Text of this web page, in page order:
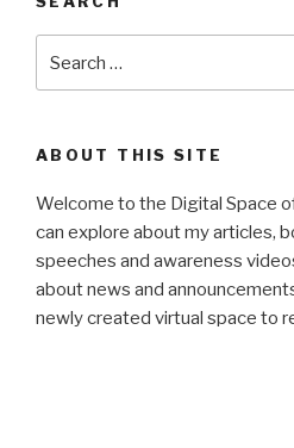
for:
ABOUT THIS SITE
Welcome to the Digital Space
can explore about my articles,
speeches and awareness
about news and
newly created virtual space to